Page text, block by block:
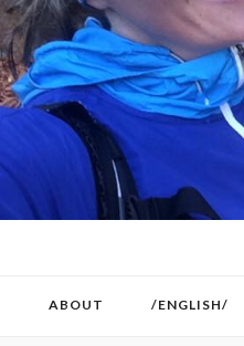
ABOUT /ENGLISH/